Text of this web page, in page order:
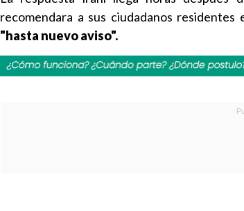
recomendara a sus ciudadanos
"hasta nuevo aviso".